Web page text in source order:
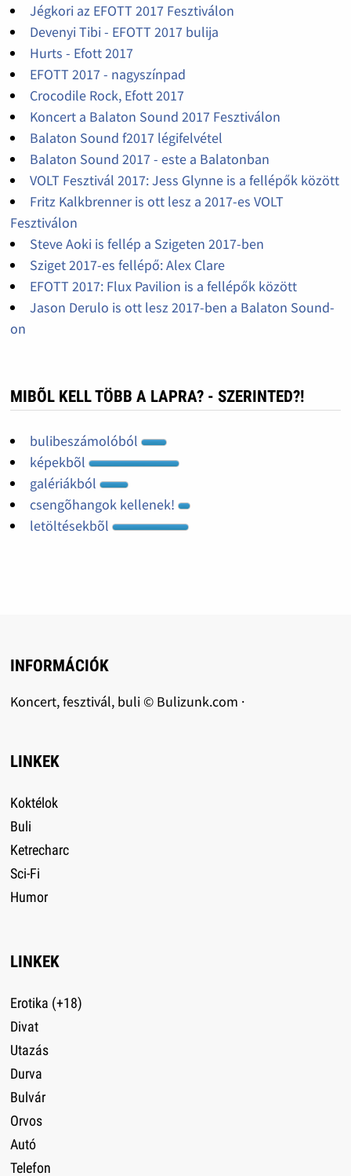
Jégkori az EFOTT 2017 Fesztiválon
Devenyi Tibi - EFOTT 2017 bulija
Hurts - Efott 2017
EFOTT 2017 - nagyszínpad
Crocodile Rock, Efott 2017
Koncert a Balaton Sound 2017 Fesztiválon
Balaton Sound f2017 légifelvétel
Balaton Sound 2017 - este a Balatonban
VOLT Fesztivál 2017: Jess Glynne is a fellépők között
Fritz Kalkbrenner is ott lesz a 2017-es VOLT
Fesztiválon
Steve Aoki is fellép a Szigeten 2017-ben
Sziget 2017-es fellépő: Alex Clare
EFOTT 2017: Flux Pavilion is a fellépők között
Jason Derulo is ott lesz 2017-ben a Balaton Sound-
on
MIBÕL KELL TÖBB A LAPRA? - SZERINTED?!
bulibeszámolóból
képekbõl
galériákból
csengõhangok kellenek!
letöltésekbõl
INFORMÁCIÓK
Koncert, fesztivál, buli © Bulizunk.com ·
LINKEK
Koktélok
Buli
Ketrecharc
Sci-Fi
Humor
LINKEK
Erotika (+18)
Divat
Utazás
Durva
Bulvár
Orvos
Autó
Telefon